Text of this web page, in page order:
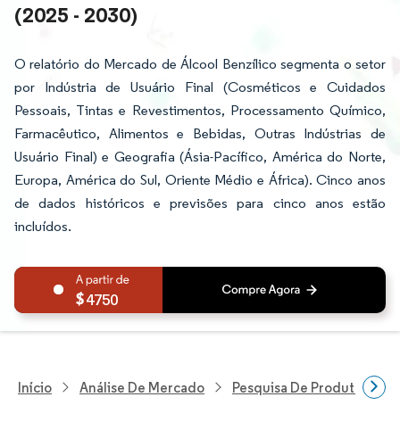
(2025 - 2030)
O relatório do Mercado de Álcool Benzílico segmenta o setor
por Indústria de Usuário Final (Cosméticos e Cuidados
Pessoais, Tintas e Revestimentos, Processamento Químico,
Farmacêutico, Alimentos e Bebidas, Outras Indústrias de
Usuário Final) e Geografia (Ásia-Pacífico, América do Norte,
Europa, América do Sul, Oriente Médio e África). Cinco anos
de dados históricos e previsões para cinco anos estão
incluídos.
4750
Início Análise De Mercado Pesquisa De Produtos